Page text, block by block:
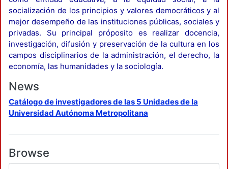
socialización de los principios y valores democráticos y al
mejor desempeño de las instituciones públicas, sociales y
privadas. Su principal próposito es realizar docencia,
investigación, difusión y preservación de la cultura en los
campos disciplinarios de la administración, el derecho, la
economía, las humanidades y la sociología.
News
Catálogo de investigadores de las 5 Unidades de la
Universidad Autónoma Metropolitana
Browse